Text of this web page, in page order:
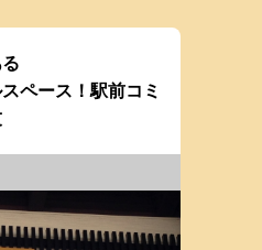
ペース！駅前コミ